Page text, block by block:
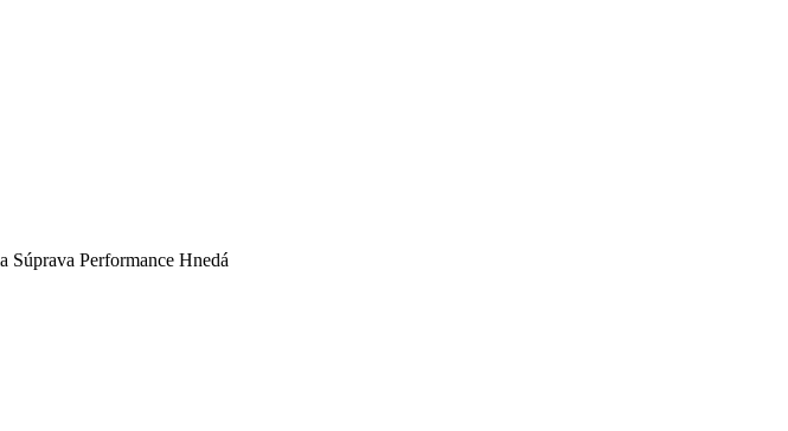
Súprava Performance Hnedá